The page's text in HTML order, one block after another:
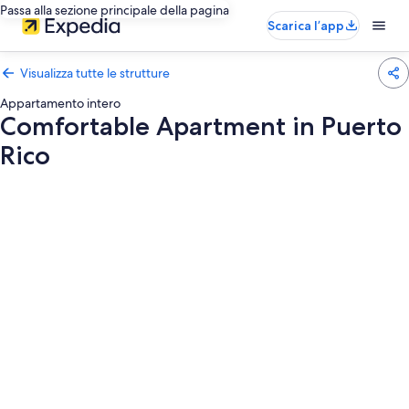
Passa alla sezione principale della pagina
Scarica l’app
Visualizza tutte le strutture
Appartamento intero
Comfortable Apartment in Puerto
Rico